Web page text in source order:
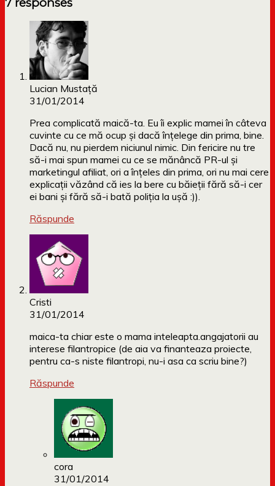
Lucian Mustaţă
31/01/2014
Prea complicată maică-ta. Eu îi explic mamei în câteva
cuvinte cu ce mă ocup şi dacă înţelege din prima, bine.
Dacă nu, nu pierdem niciunul nimic. Din fericire nu tre
să-i mai spun mamei cu ce se mănâncă PR-ul şi
marketingul afiliat, ori a înţeles din prima, ori nu mai cere
explicaţii văzând că ies la bere cu băieţii fără să-i cer
ei bani şi fără să-i bată poliţia la uşă :)).
Răspunde
Cristi
31/01/2014
maica-ta chiar este o mama inteleapta.angajatorii au
interese filantropice (de aia va finanteaza proiecte,
pentru ca-s niste filantropi, nu-i asa ca scriu bine?)
Răspunde
cora
31/01/2014